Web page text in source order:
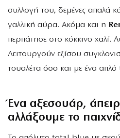
συλλογή του, δεμένες απαλά
γαλλική αύρα. Ακόμα και η
περπάτησε στο κόκκινο χαλί.
Λειτουργούν εξίσου
τουαλέτα όσο και με ένα απλό
Ένα αξεσουάρ,
αλλάξoυμε το